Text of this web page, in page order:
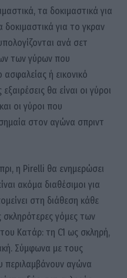
τα δοκιμαστικά για
για το γκραν
ανά σετ
των γύρων που
ή εικονικό
θα είναι οι γύροι
οι γύροι που
στον αγώνα σπριντ
η Pirelli θα ενημερώσει
ακόμα διαθέσιμοι για
στη διάθεση κάθε
σκληρότερες γόμες των
Κατάρ: τη C1 ως σκληρή,
Σύμφωνα με τους
περιλαμβάνουν αγώνα